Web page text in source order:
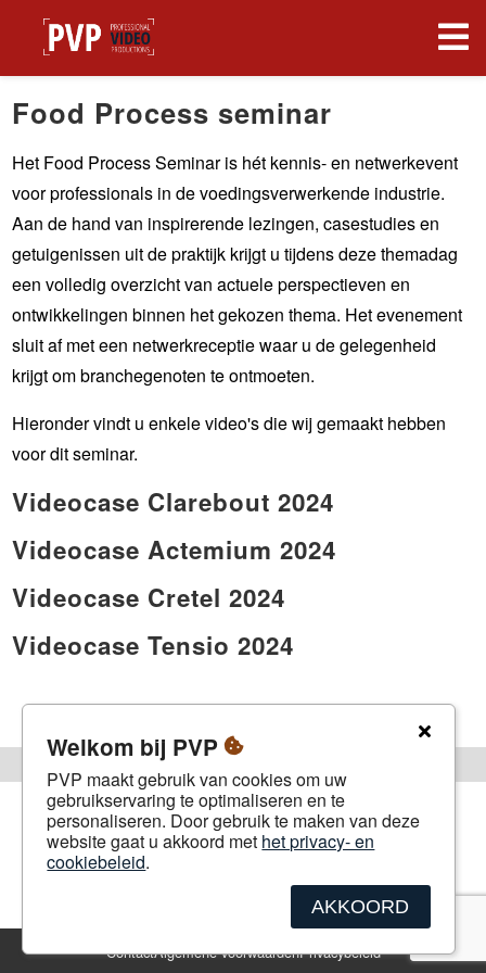
Food Process seminar
Het Food Process Seminar is hét kennis- en netwerkevent
voor professionals in de voedingsverwerkende industrie.
Aan de hand van inspirerende lezingen, casestudies en
getuigenissen uit de praktijk krijgt u tijdens deze themadag
een volledig overzicht van actuele perspectieven en
ontwikkelingen binnen het gekozen thema. Het evenement
sluit af met een netwerkreceptie waar u de gelegenheid
krijgt om branchegenoten te ontmoeten.
Hieronder vindt u enkele video's die wij gemaakt hebben
voor dit seminar.
Videocase Clarebout 2024
Videocase Actemium 2024
Videocase Cretel 2024
Videocase Tensio 2024
ContactAlgemene voorwaardenPrivacybeleid
Welkom bij PVP
PVP maakt gebruik van cookies om uw
gebruikservaring te optimaliseren en te
personaliseren. Door gebruik te maken van deze
website gaat u akkoord met het privacy- en
cookiebeleid.
AKKOORD